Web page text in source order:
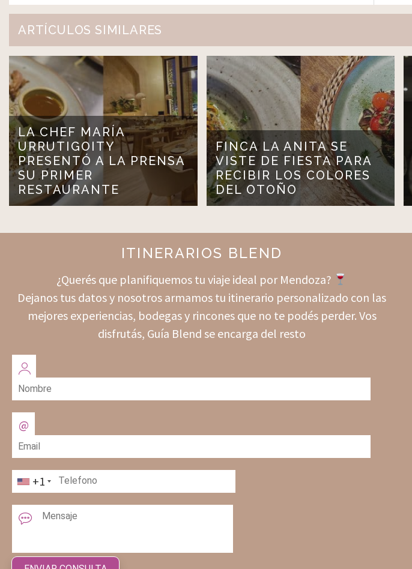
ARTÍCULOS SIMILARES
LA CHEF MARÍA
URRUTIGOITY
PRESENTÓ A LA PRENSA
SU PRIMER
RESTAURANTE
FINCA LA ANITA SE
VISTE DE FIESTA PARA
RECIBIR LOS COLORES
DEL OTOÑO
ITINERARIOS BLEND
¿Querés que planifiquemos tu viaje ideal por Mendoza?
Dejanos tus datos y nosotros armamos tu itinerario personalizado con las
mejores experiencias, bodegas y rincones que no te podés perder. Vos
disfrutás, Guía Blend se encarga del resto
+1